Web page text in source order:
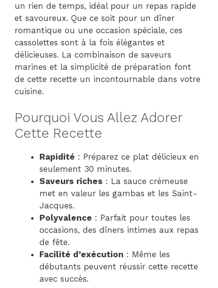
un rien de temps, idéal pour un repas rapide
et savoureux. Que ce soit pour un dîner
romantique ou une occasion spéciale, ces
cassolettes sont à la fois élégantes et
délicieuses. La combinaison de saveurs
marines et la simplicité de préparation font
de cette recette un incontournable dans votre
cuisine.
Pourquoi Vous Allez Adorer
Cette Recette
Rapidité : Préparez ce plat délicieux en
seulement 30 minutes.
Saveurs riches : La sauce crémeuse
met en valeur les gambas et les Saint-
Jacques.
Polyvalence : Parfait pour toutes les
occasions, des dîners intimes aux repas
de fête.
Facilité d’exécution : Même les
débutants peuvent réussir cette recette
avec succès.